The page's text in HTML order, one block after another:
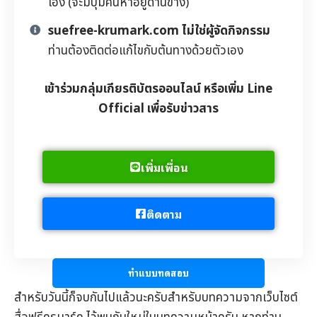
suefree-krumark.com ไม่ใช่ผู้จัดกิจกรรม
ท่านต้องติดต่อแก้ไขกับต้นทางด้วยตัวเอง
เข้าร่วมกลุ่มเกียรติบัตรออนไลน์ หรือเพิ่ม Line
Official เพื่อรับข่าวสาร
เพิ่มเพื่อน
ติดตาม
ทำแบบทดสอบ
สำหรับวันนี้ก็จบกันไปแล้วนะครับสำหรับบทความจากเว็บไซต์